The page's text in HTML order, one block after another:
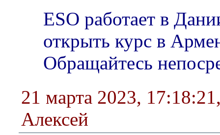
ESO работает в
открыть курс в
Обращайтесь
21 марта 2023, 17:18:21
Алексей